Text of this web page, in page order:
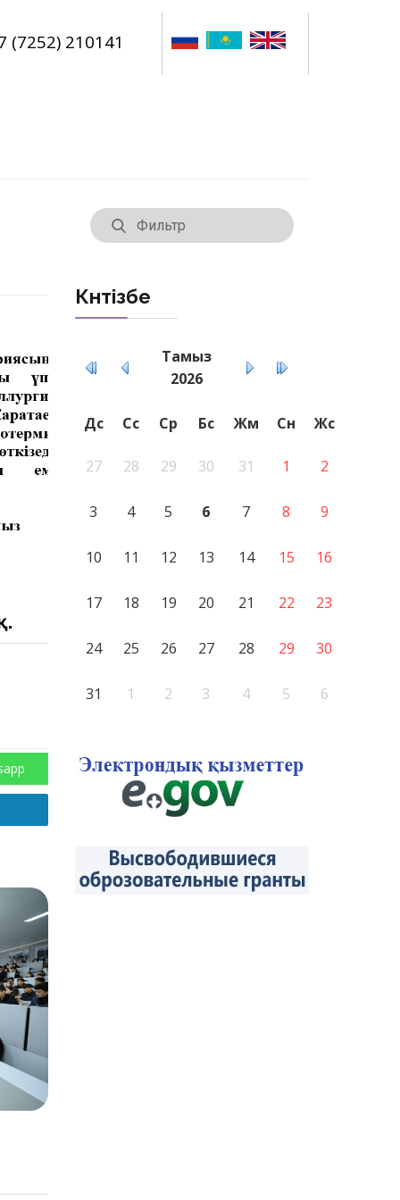
(7252) 210141
Күнтізбе
Тамыз
2026
Дс Сс Ср Бс Жм Сн Жс
27 28 29 30 31 1 2
3 4 5 6 7 8 9
10 11 12 13 14 15 16
17 18 19 20 21 22 23
24 25 26 27 28 29 30
31 1 2 3 4 5 6